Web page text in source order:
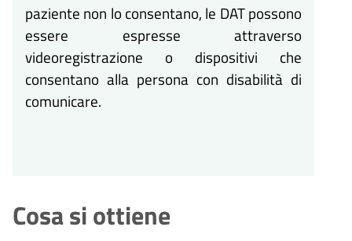
paziente non lo consentano, le DAT possono
essere espresse attraverso
videoregistrazione o dispositivi che
consentano alla persona con disabilità di
comunicare.
Cosa si ottiene